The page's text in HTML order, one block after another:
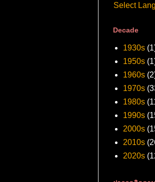
Select
Decade
1930s
1950s
1960s
1970s
1980s
1990s
2000s
2010s
2020s